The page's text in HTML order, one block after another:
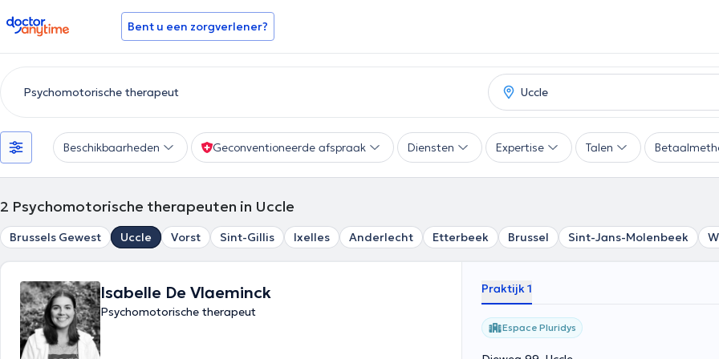
doctoranytime Bent u een zorgverlener?
Beschikbaarheden Geconventioneerde afspraak Diensten Expertise Talen
2 Psychomotorische therapeuten in Uccle
Brussels Gewest Uccle Vorst Sint-Gillis Ixelles Anderlecht Etterbeek Brussel Sint-Jans-Molenbeek
Isabelle De Vlaeminck
Psychomotorische therapeut
Praktijk 1
Espace Pluridys